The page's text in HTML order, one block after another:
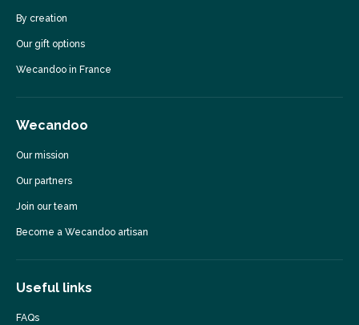
By creation
Our gift options
Wecandoo in France
Wecandoo
Our mission
Our partners
Join our team
Become a Wecandoo artisan
Useful links
FAQs